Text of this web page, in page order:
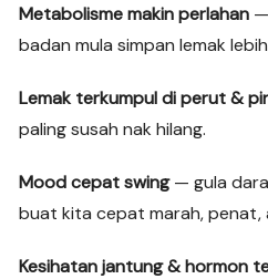
Metabolisme makin perlahan
badan mula simpan lemak
Lemak terkumpul di perut &
paling susah nak hilang.
Mood cepat swing— gula
buat kita cepat marah,
Kesihatan jantung & hormon